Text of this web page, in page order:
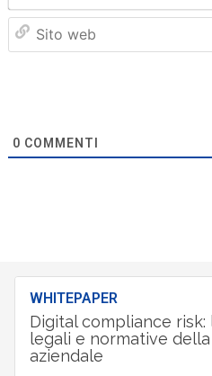
0 COMMENTI
WHITEPAPER
Digital compliance
legali e normative
aziendale